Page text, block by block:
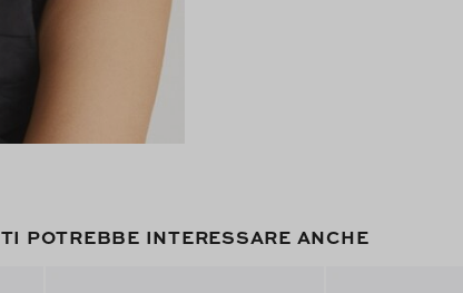
TI POTREBBE INTERESSARE ANCHE